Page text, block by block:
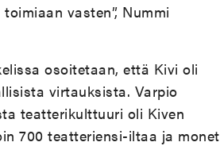
vasten”, Nummi
osoitetaan, että Kivi oli
virtauksista. Varpio
teatterikulttuuri oli Kiven
700 teatteriensi-iltaa ja monet